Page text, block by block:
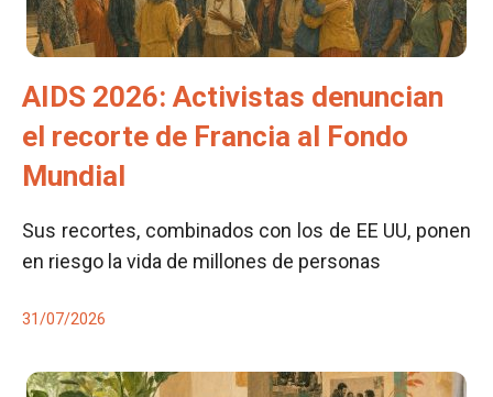
AIDS 2026: Activistas denuncian
el recorte de Francia al Fondo
Mundial
Sus recortes, combinados con los de EE UU, ponen
en riesgo la vida de millones de personas
31/07/2026